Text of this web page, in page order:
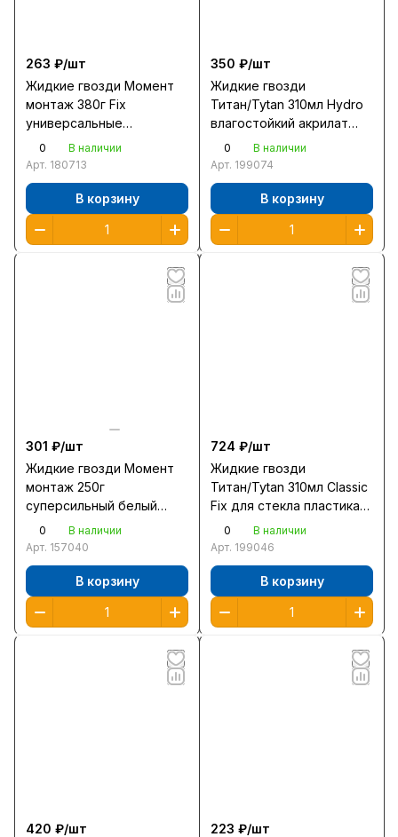
263 ₽/шт
Жидкие гвозди Момент
монтаж 380г Fix
универсальные
/2124747/928317/12/
0
В наличии
Арт. 180713
В корзину
350 ₽/шт
Жидкие гвозди
Титан/Tytan 310мл Hydro
влагостойкий акрилат
прозрачный /12/
0
В наличии
Арт. 199074
В корзину
301 ₽/шт
Жидкие гвозди Момент
монтаж 250г
суперсильный белый
МВ-70 /238021/12
0
В наличии
Арт. 157040
В корзину
724 ₽/шт
Жидкие гвозди
Титан/Tytan 310мл Classic
Fix для стекла пластика
керамики каучук
прозрачный /12/
0
В наличии
Арт. 199046
В корзину
420 ₽/шт
223 ₽/шт